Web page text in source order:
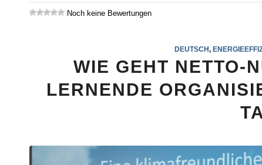
Noch keine Bewertungen
DEUTSCH,
WIE GEHT NETTO-
LERNENDE